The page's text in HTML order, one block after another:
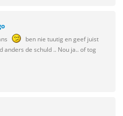
ben nie tuutig en geef juist
anders de schuld .. Nou ja.. of tog